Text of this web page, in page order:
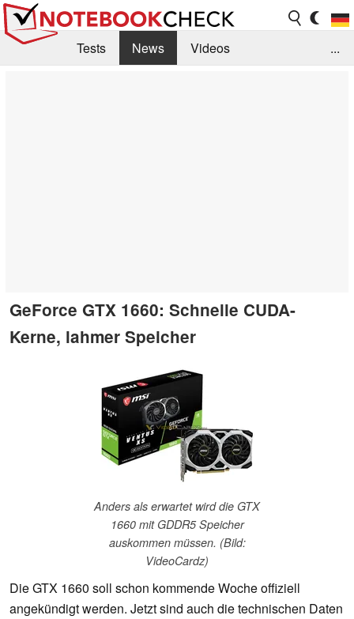
Tests News
Videos
...
GeForce GTX 1660: Schnelle CUDA-
Kerne, lahmer Speicher
Anders als erwartet wird die GTX
1660 mit GDDR5 Speicher
auskommen müssen. (Bild:
VideoCardz)
Die GTX 1660 soll schon kommende Woche offiziell
angekündigt werden. Jetzt sind auch die technischen Daten